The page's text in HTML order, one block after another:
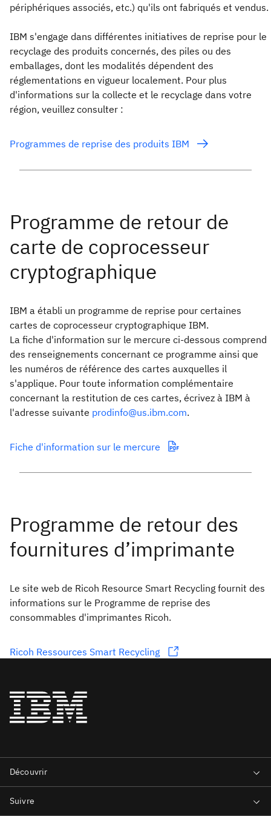
périphériques associés, etc.) qu'ils ont fabriqués et vendus.
IBM s'engage dans différentes initiatives de reprise pour le
recyclage des produits concernés, des piles ou des
emballages, dont les modalités dépendent des
réglementations en vigueur localement. Pour plus
d'informations sur la collecte et le recyclage dans votre
région, veuillez consulter :
Programmes de reprise des produits IBM
IBM a établi un programme de reprise pour certaines
cartes de coprocesseur cryptographique IBM.
La fiche d'information sur le mercure ci-dessous comprend
des renseignements concernant ce programme ainsi que
les numéros de référence des cartes auxquelles il
s'applique. Pour toute information complémentaire
concernant la restitution de ces cartes, écrivez à IBM à
l'adresse suivante prodinfo@us.ibm.com.
Fiche d'information sur le mercure
Le site web de Ricoh Resource Smart Recycling fournit des
informations sur le Programme de reprise des
consommables d'imprimantes Ricoh.
Ricoh Ressources Smart Recycling